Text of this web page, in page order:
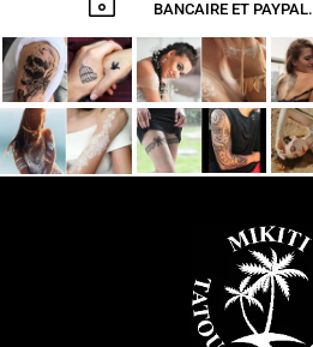
BANCAIRE ET PAYPAL.